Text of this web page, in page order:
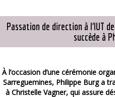
Passation de direction à l’IUT
succède à
À l’occasion d’une cérémonie
Sarreguemines, Philippe Burg a
à Christelle Vagner, qui assure